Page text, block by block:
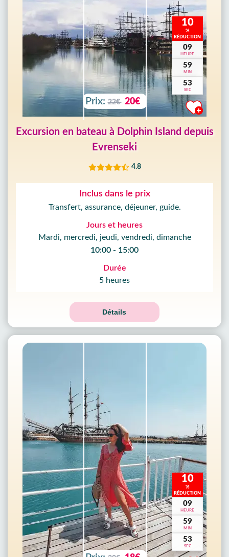
10
%
RÉDUCTION
09
HEURE
59
MIN
51
SEC
Prix: 22€ 20€
Excursion en bateau à Dolphin Island depuis
Evrenseki
4.8
Inclus dans le prix
Transfert, assurance, déjeuner, guide.
Jours et heures
Mardi, mercredi, jeudi, vendredi, dimanche
10:00 - 15:00
Durée
5 heures
Détails
10
%
RÉDUCTION
09
HEURE
59
MIN
51
SEC